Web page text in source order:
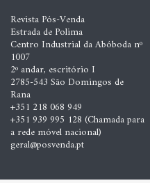
Revista Pós-Venda
Estrada de Polima
Centro Industrial da Abóboda nº
1007
2º andar, escritório I
2785-543 São Domingos de
Rana
+351 218 068 949
+351 939 995 128 (Chamada para
a rede móvel nacional)
geral@posvenda.pt